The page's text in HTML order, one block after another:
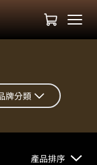
牌分類
產品排序